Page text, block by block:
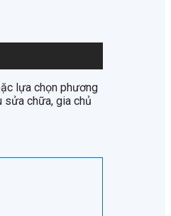
lựa chọn phương
sửa chữa, gia chủ